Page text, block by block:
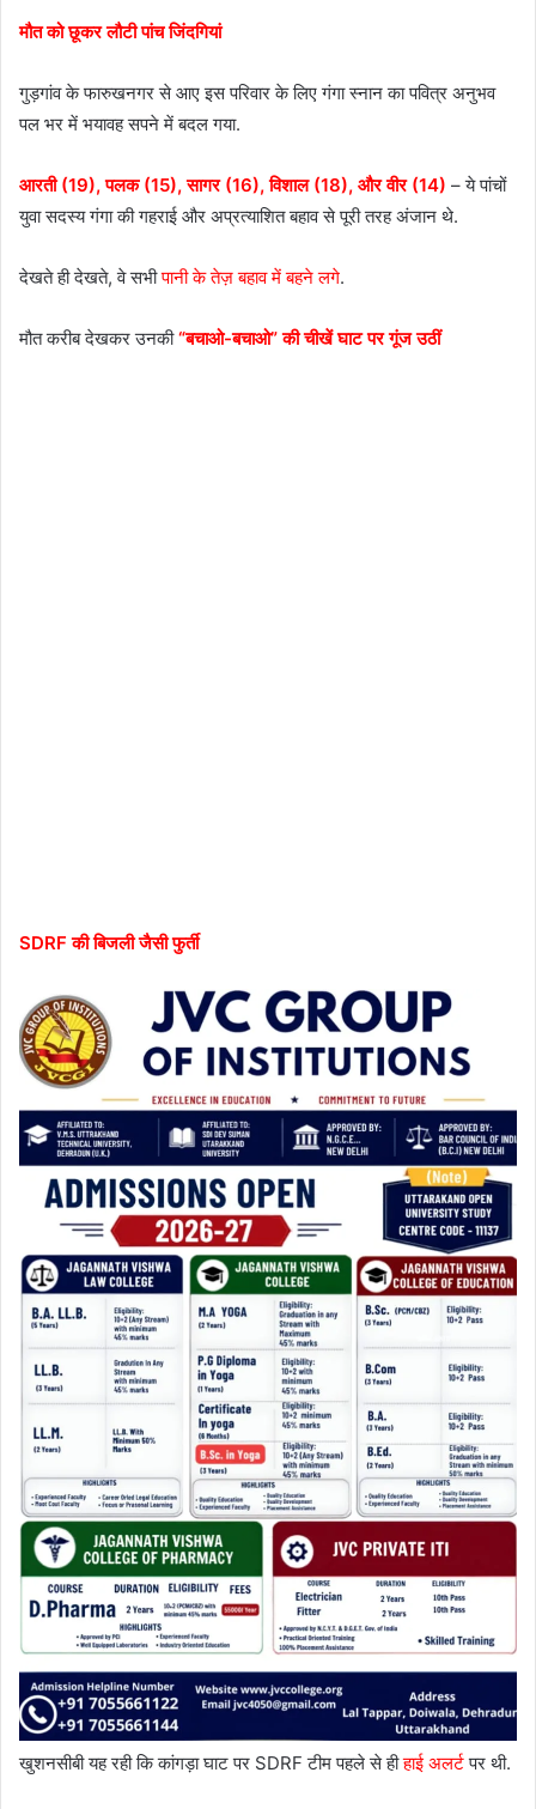
मौत को छूकर लौटी पांच जिंदगियां
गुड़गांव के फारुखनगर से आए इस परिवार के लिए गंगा स्नान का पवित्र अनुभव
पल भर में भयावह सपने में बदल गया.
आरती (19), पलक (15), सागर (16), विशाल (18), और वीर (14) – ये पांचों
युवा सदस्य गंगा की गहराई और अप्रत्याशित बहाव से पूरी तरह अंजान थे.
देखते ही देखते, वे सभीपानी के तेज़ बहाव में बहने लगे.
मौत करीब देखकर उनकी“बचाओ-बचाओ” की चीखें घाट पर गूंज उठीं
SDRF की बिजली जैसी फुर्ती
खुशनसीबी यह रही कि कांगड़ा घाट पर SDRF टीम पहले से हीहाई अलर्टपर थी.